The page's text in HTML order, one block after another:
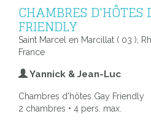
CHAMBRES D'HÔTES
FRIENDLY
Saint Marcel en Marcillat ( 03 ),
France
Yannick & Jean-Luc
Chambres d'hôtes Gay Friendly
2 chambres • 4 pers. max.